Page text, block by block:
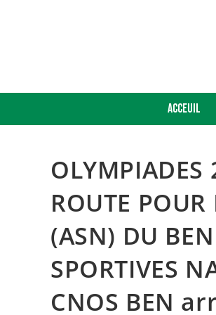
Acceuil
ROUTE
(ASN) DU
SPORTIVES
CNOS BEN